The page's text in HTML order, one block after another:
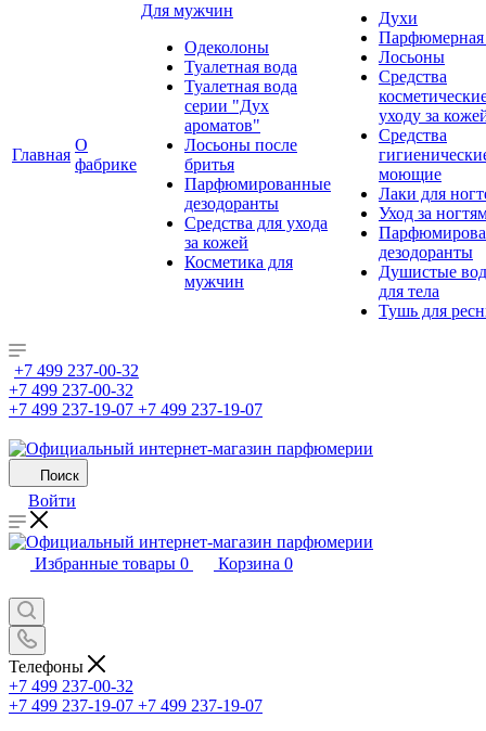
Главная
О
фабрике
Для мужчин
Одеколоны
Туалетная вода
Туалетная вода
серии "Дух
ароматов"
Лосьоны после
бритья
Парфюмированные
дезодоранты
Средства для ухода
за кожей
Косметика для
мужчин
Духи
Парфюмерная
Лосьоны
Средства
уходу за
Средства
моющие
Лаки для
Уход за
дезодоранты
Душистые
для тела
Тушь для
+7 499 237-00-32
+7 499 237-00-32
+7 499 237-19-07 +7 499 237-19-07
Поиск
Войти
Избранные товары 0 Корзина 0
Телефоны
+7 499 237-00-32
+7 499 237-19-07 +7 499 237-19-07